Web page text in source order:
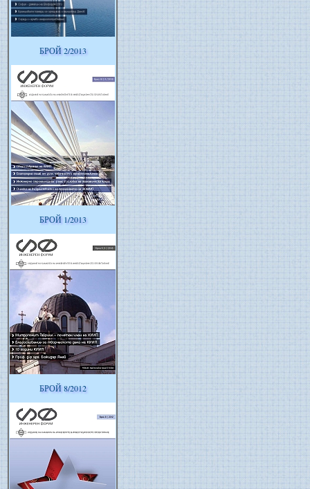
БРОЙ 2/2013
БРОЙ 1/2013
БРОЙ 8/2012